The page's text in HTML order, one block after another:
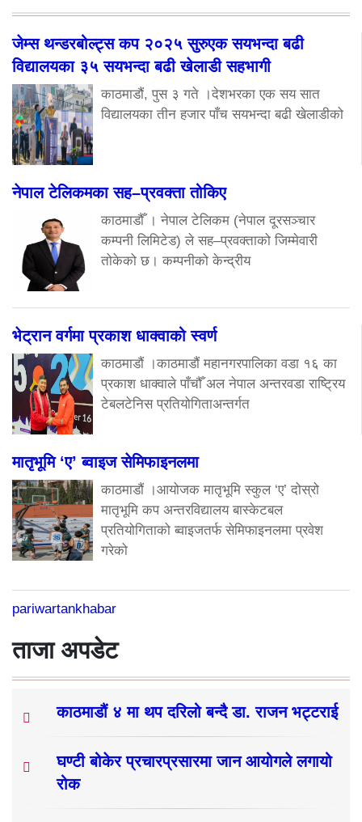
जेम्स थन्डरबोल्ट्स कप २०२५ सुरुएक सयभन्दा बढी
विद्यालयका ३५ सयभन्दा बढी खेलाडी सहभागी
काठमाडौं, पुस ३ गते ।देशभरका एक सय सात
विद्यालयका तीन हजार पाँच सयभन्दा बढी खेलाडीको
नेपाल टेलिकमका सह–प्रवक्ता तोकिए
काठमाडौँ । नेपाल टेलिकम (नेपाल दूरसञ्चार
कम्पनी लिमिटेड) ले सह–प्रवक्ताको जिम्मेवारी
तोकेको छ। कम्पनीको केन्द्रीय
भेट्रान वर्गमा प्रकाश धाक्वाको स्वर्ण
काठमाडौं ।काठमाडौं महानगरपालिका वडा १६ का
प्रकाश धाक्वाले पाँचौँ अल नेपाल अन्तरवडा राष्ट्रिय
टेबलटेनिस प्रतियोगिताअन्तर्गत
मातृभूमि ‘ए’ ब्वाइज सेमिफाइनलमा
काठमाडौं ।आयोजक मातृभूमि स्कुल ‘ए’ दोस्रो
मातृभूमि कप अन्तरविद्यालय बास्केटबल
प्रतियोगिताको ब्वाइजतर्फ सेमिफाइनलमा प्रवेश
गरेको
pariwartankhabar
ताजा अपडेट
काठमाडौं ४ मा थप दरिलो बन्दै डा. राजन भट्टराई
घण्टी बोकेर प्रचारप्रसारमा जान आयोगले लगायो
रोक